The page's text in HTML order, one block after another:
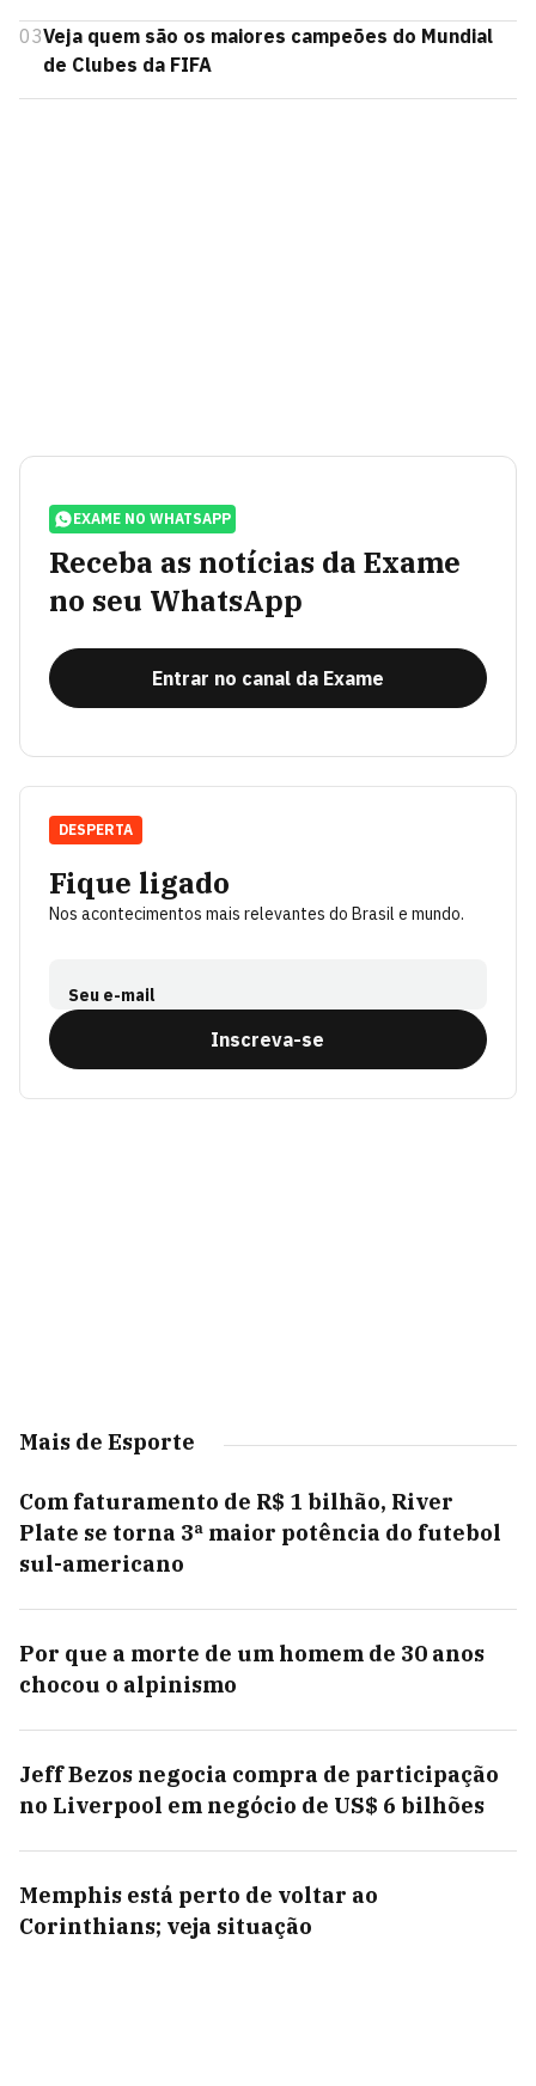
03Veja quem são os maiores campeões do Mundial
de Clubes da FIFA
EXAME NO WHATSAPP
Receba as notícias da Exame
no seu WhatsApp
Entrar no canal da Exame
Fique ligado
Nos acontecimentos mais relevantes do Brasil e mundo.
Seu e-mail
Inscreva-se
DESPERTA
Mais de Esporte
Com faturamento de R$ 1 bilhão, River
Plate se torna 3ª maior potência do futebol
sul-americano
Por que a morte de um homem de 30 anos
chocou o alpinismo
Jeff Bezos negocia compra de participação
no Liverpool em negócio de US$ 6 bilhões
Memphis está perto de voltar ao
Corinthians; veja situação